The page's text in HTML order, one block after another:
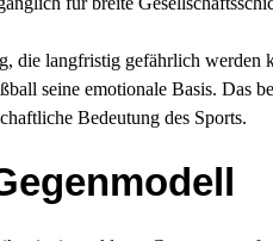
die langfristig gefährlich werden
seine emotionale Basis. Das
Bedeutung des Sports.